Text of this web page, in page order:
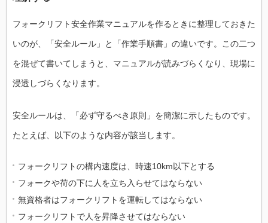
フォークリフト安全作業マニュアルを作るときに整理しておきた
いのが、「安全ルール」と「作業手順書」の違いです。この二つ
を混ぜて書いてしまうと、マニュアルが読みづらくなり、現場に
浸透しづらくなります。
安全ルールは、「必ず守るべき原則」を簡潔に示したものです。
たとえば、以下のような内容が該当します。
フォークリフトの構内速度は、時速10km以下とする
フォークや荷の下に人を立ち入らせてはならない
無資格者はフォークリフトを運転してはならない
フォークリフトで人を昇降させてはならない